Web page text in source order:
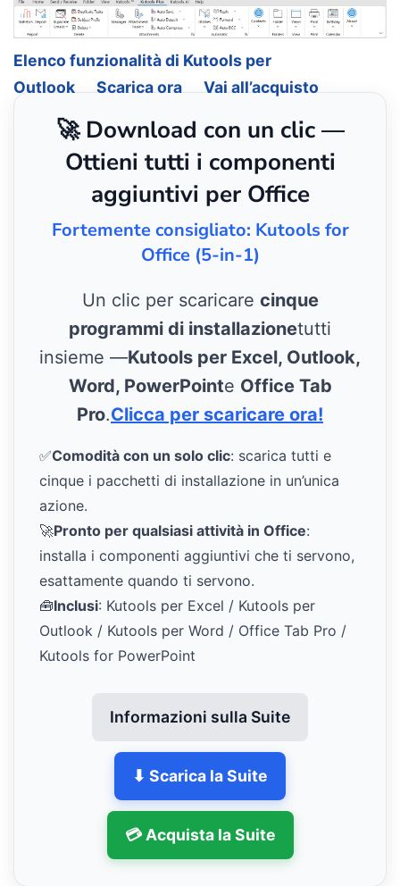
Elenco funzionalità di Kutools per
Outlook
Scarica ora Vai all’acquisto
🚀 Download con un clic —
Ottieni tutti i componenti
aggiuntivi per Office
Fortemente consigliato: Kutools for
Office (5-in-1)
Un clic per scaricare cinque
programmi di installazionetutti
insieme —Kutools per Excel, Outlook,
Word, PowerPointe Office Tab
Pro.Clicca per scaricare ora!
✅Comodità con un solo clic: scarica tutti e
cinque i pacchetti di installazione in un’unica
azione.
🚀Pronto per qualsiasi attività in Office:
installa i componenti aggiuntivi che ti servono,
esattamente quando ti servono.
🧰Inclusi: Kutools per Excel / Kutools per
Outlook / Kutools per Word / Office Tab Pro /
Kutools for PowerPoint
Informazioni sulla Suite
⬇ Scarica la Suite
💳 Acquista la Suite